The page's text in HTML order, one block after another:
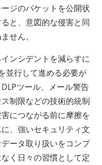
ジのバケットを公開状
と、意図的な侵害と同
せん。
ンシデントを減らすに
並行して進める必要が
ツール、メール警告
制限などの技術的統制
につながる前に摩擦を
、強いセキュリティ文
ータ取り扱いをコンプ
く日々の習慣として定